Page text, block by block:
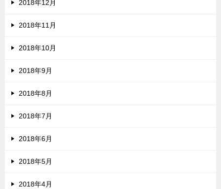
2018年12月
2018年11月
2018年10月
2018年9月
2018年8月
2018年7月
2018年6月
2018年5月
2018年4月